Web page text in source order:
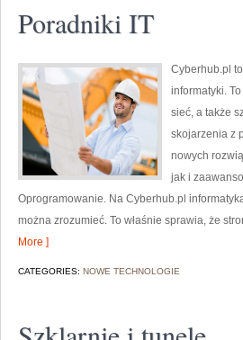
Poradniki IT
Cyberhub.pl
informatyki.
sieć, a także
skojarzenia z
nowych
jak i
Oprogramowanie. Na Cyberhub.pl
można zrozumieć. To właśnie sprawia, że
More ]
CATEGORIES: NOWE TECHNOLOGIE